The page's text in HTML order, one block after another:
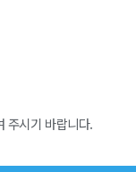
주시기 바랍니다.